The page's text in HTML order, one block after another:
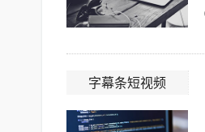
字幕条短视频